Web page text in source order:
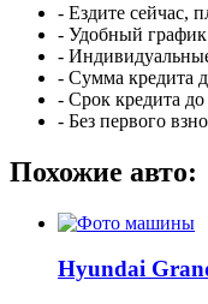
- Ездите сейчас,
- Удобный
-
- Сумма кредита
- Срок кредита до
- Без первого
Похожие авто:
Hyundai